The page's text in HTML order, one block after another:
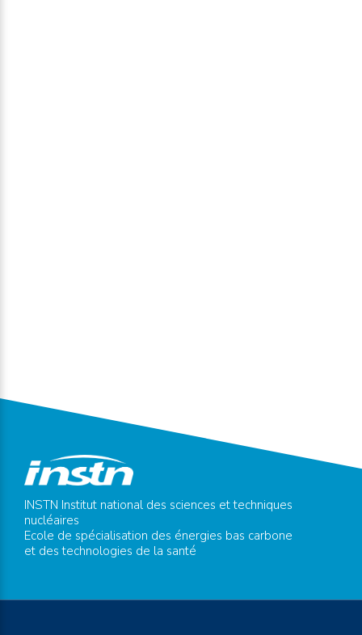
INSTN Institut national des sciences et techniques
nucléaires
Ecole de spécialisation des énergies bas carbone
et des technologies de la santé